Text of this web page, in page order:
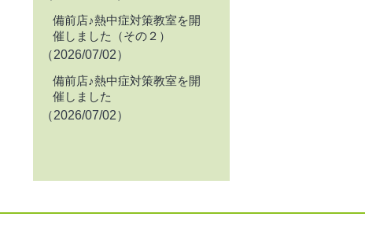
備前店♪熱中症対策教室を開
催しました（その２）
（2026/07/02）
備前店♪熱中症対策教室を開
催しました
（2026/07/02）